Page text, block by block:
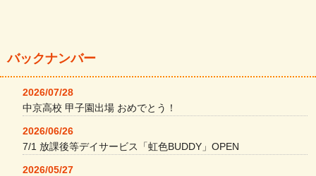
バックナンバー
2026/07/28
中京高校 甲子園出場 おめでとう！
2026/06/26
7/1 放課後等デイサービス「虹色BUDDY」OPEN
2026/05/27